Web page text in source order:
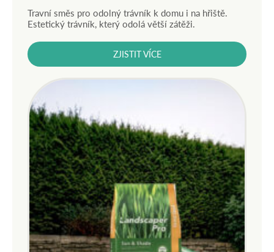
Travní směs pro odolný trávník k domu i na hřiště.
Estetický trávník, který odolá větší zátěži.
ZJISTIT VÍCE